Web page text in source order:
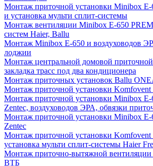
Монтаж приточной установки Minibox
и установка мульти сплит-системы
Монтаж вентиляции Minibox E-650
систем Haier, Ballu
Монтаж Minibox E-650 и воздуховодов
лоджии
Монтаж центральной домовой
закладка трасс под два кондиционера
Монтаж приточных установок Ballu
Монтаж приточной установки
Монтаж приточной установки Minibox
Zentec, воздуховодов ЭРА, обвязки
Монтаж приточной установки Minibox
Zentec
Монтаж приточной установки
установка мульти сплит-системы Haier
Монтаж приточно-вытяжной вентиляции
ВТБ